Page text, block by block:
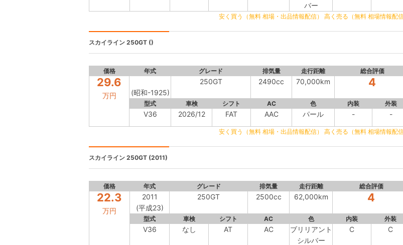
バー
安く買う（無料 相場・出品情報配信） 高く売る（無料 相場情報配信
スカイライン 250GT ()
価格 年式 グレード 排気量 走行距離 総合評価
29.6
万円 (昭和-1925)
250GT 2490cc 70,000km 4
型式 車検 シフト AC 色 内装 外装
V36 2026/12 FAT AAC パール - -
安く買う（無料 相場・出品情報配信） 高く売る（無料 相場情報配信
スカイライン 250GT (2011)
価格 年式 グレード 排気量 走行距離 総合評価
22.3
万円
2011
(平成23)
250GT 2500cc 62,000km 4
型式 車検 シフト AC 色 内装 外装
V36 なし AT AC
ブリリアント
シルバー
C C